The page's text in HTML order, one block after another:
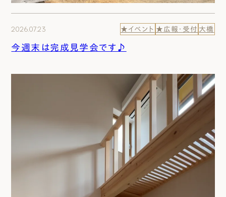
2026.07.23 ★イベント ★広報・受付 大橋
今週末は完成見学会です♪